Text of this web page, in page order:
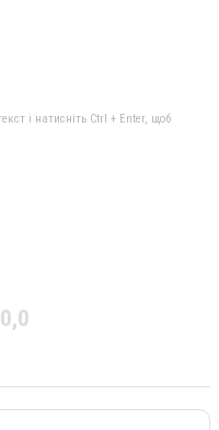
і натисніть Ctrl + Enter, щоб
0,0